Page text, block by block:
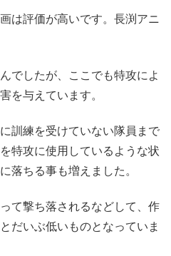
は評価が高いです。長渕アニ
でしたが、ここでも特攻によ
を与えています。
訓練を受けていない隊員まで
特攻に使用しているような状
落ちる事も増えました。
て撃ち落されるなどして、作
だいぶ低いものとなっていま